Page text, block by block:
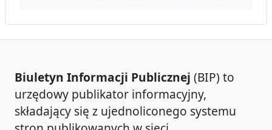
Biuletyn Informacji Publicznej (BIP) to
urzędowy publikator informacyjny,
składający się z ujednoliconego systemu